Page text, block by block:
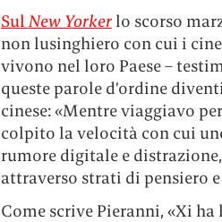
Sul New Yorkerlo scorso
non lusinghiero con cui i
vivono nel loro Paese –
queste parole d’ordine
cinese: «Mentre viaggiavo
colpito la velocità con cui
rumore digitale e
attraverso strati di pensiero
Come scrive Pieranni, «Xi